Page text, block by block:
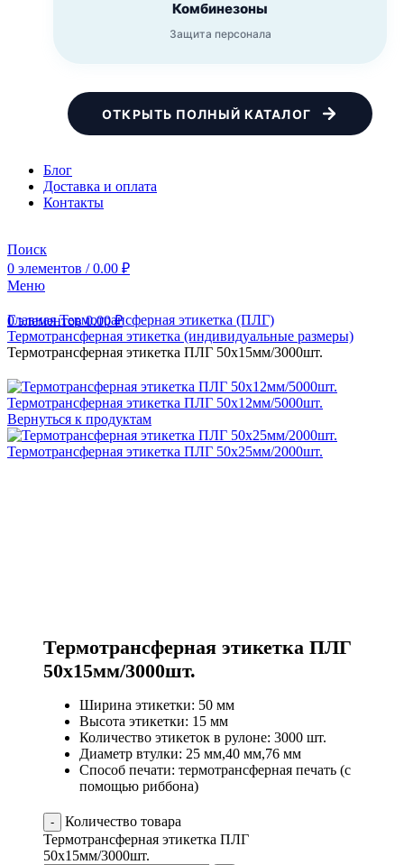
Комбинезоны
Защита персонала
ОТКРЫТЬ ПОЛНЫЙ КАТАЛОГ
Блог
Доставка и оплата
Контакты
Поиск
0 элементов / 0.00 ₽
Меню
0элементов 0.00₽
ГлавнаяТермотрансферная этикетка (ПЛГ)
Термотрансферная этикетка (индивидуальные размеры)
Термотрансферная этикетка ПЛГ 50х15мм/3000шт.
Термотрансферная этикетка ПЛГ 50х12мм/5000шт.
Вернуться к продуктам
Термотрансферная этикетка ПЛГ 50х25мм/2000шт.
Термотрансферная этикетка ПЛГ
50х15мм/3000шт.
Ширина этикетки: 50 мм
Высота этикетки: 15 мм
Количество этикеток в рулоне: 3000 шт.
Диаметр втулки: 25 мм,40 мм,76 мм
Способ печати: термотрансферная печать (с
помощью риббона)
Количество товара
Термотрансферная этикетка ПЛГ
50х15мм/3000шт.